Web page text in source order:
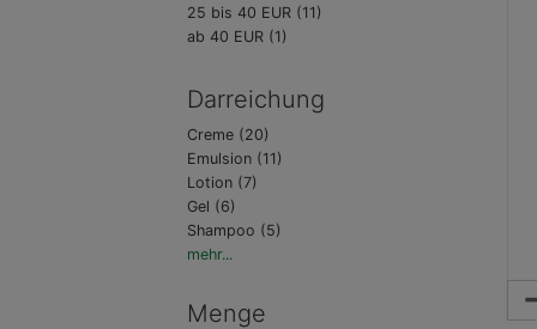
25 bis 40 EUR (11)
ab 40 EUR (1)
Darreichung
Creme (20)
Emulsion (11)
Lotion (7)
Gel (6)
Shampoo (5)
mehr...
Menge